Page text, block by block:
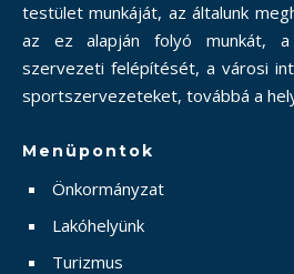
testület munkáját, az általunk
az ez alapján folyó munkát, a
szervezeti felépítését, a városi
sportszervezeteket, továbbá a
Menüpontok
Önkormányzat
Lakóhelyünk
Turizmus